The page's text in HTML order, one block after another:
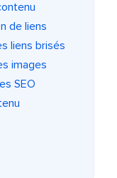
de liens
liens brisés
images
SEO